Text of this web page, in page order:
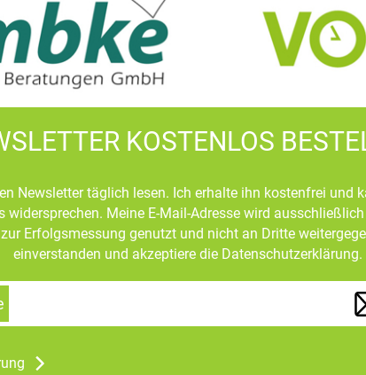
KOSTENLOS
Newsletter täglich lesen. Ich erhalte ihn kostenfrei und
widersprechen. Meine E-Mail-Adresse wird
Erfolgsmessung genutzt und nicht an Dritte
einverstanden und akzeptiere die Datenschutzerklärung.